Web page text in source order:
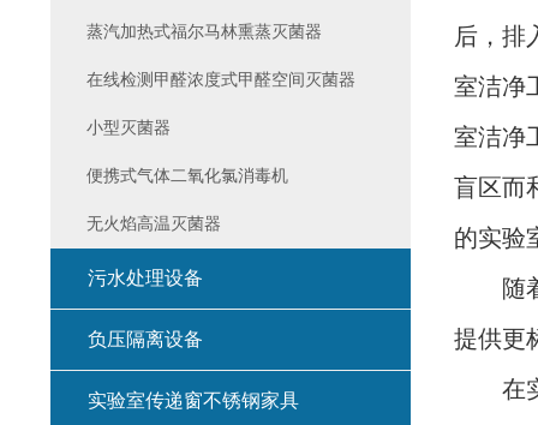
后，排
室洁净
室洁净
盲区而
的实验
随着
提供更
在实
蒸汽加热式福尔马林熏蒸灭菌器
在线检测甲醛浓度式甲醛空间灭菌器
小型灭菌器
便携式气体二氧化氯消毒机
无火焰高温灭菌器
污水处理设备
负压隔离设备
实验室传递窗不锈钢家具